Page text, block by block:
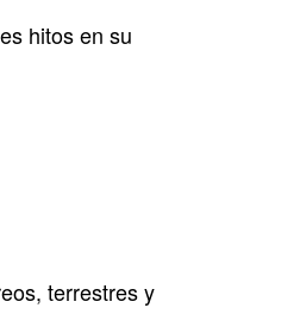
hitos en su
terrestres y